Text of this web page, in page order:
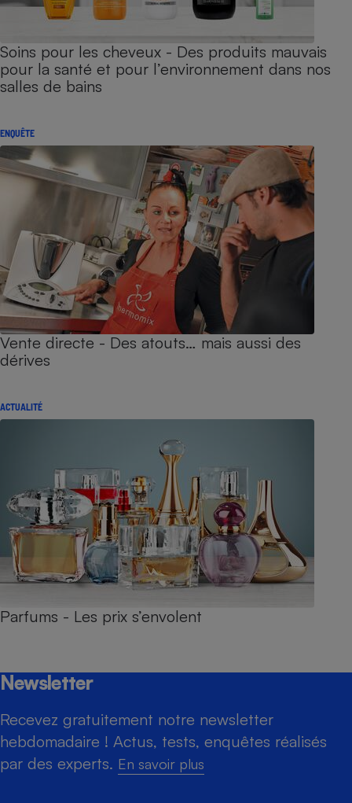
Soins pour les cheveux - Des produits mauvais
pour la santé et pour l’environnement dans nos
salles de bains
ENQUÊTE
Vente directe - Des atouts… mais aussi des
dérives
ACTUALITÉ
Parfums - Les prix s’envolent
Newsletter
Recevez gratuitement notre newsletter
hebdomadaire ! Actus, tests, enquêtes réalisés
par des experts. En savoir plus